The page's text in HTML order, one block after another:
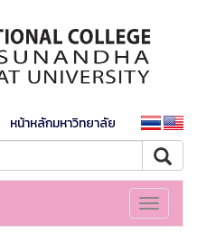
หน้าหลักมหาวิทยาลัย
Toggle